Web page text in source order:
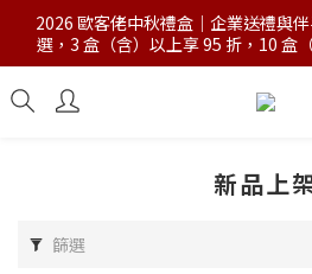
2026 歐客佬中秋禮盒｜企業送禮與
選，3 盒（含）以上享 95 折，10 盒
新品上
篩選